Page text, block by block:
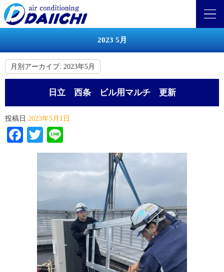
2023 5月
月別アーカイブ: 2023年5月
日立 西条 ビル用マルチ 更新
投稿日 2023年5月1日
Facebook
Twitter